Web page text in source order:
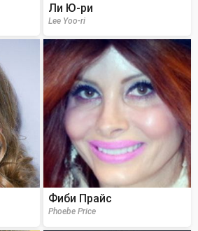
Ли Ю-ри
Lee Yoo-ri
Фиби Прайс
Phoebe Price